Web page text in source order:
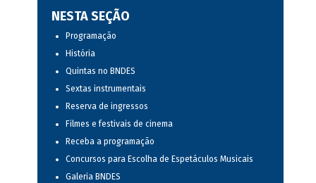
NESTA SEÇÃO
Programação
História
Quintas no BNDES
Sextas instrumentais
Reserva de ingressos
Filmes e festivais de cinema
Receba a programação
Concursos para Escolha de Espetáculos Musicais
Galeria BNDES